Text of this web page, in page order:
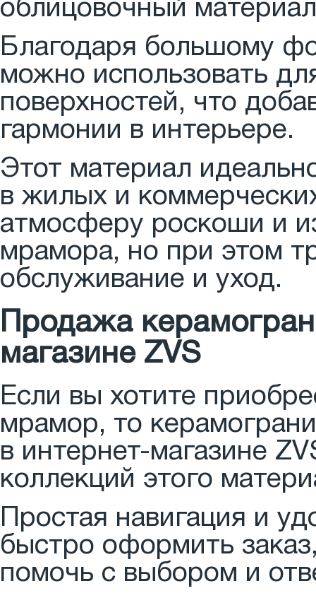
облицовочный
Благодаря большому
можно использовать
поверхностей, что
гармонии в интерьере.
Этот материал
в жилых и
атмосферу роскоши и
мрамора, но при этом
обслуживание и уход.
Продажа
магазине ZVS
Если вы хотите
мрамор, то
в интернет-магазине
коллекций этого
Простая навигация и
быстро оформить
помочь с выбором и